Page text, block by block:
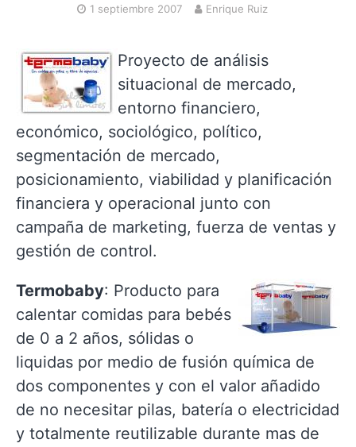
1 septiembre 2007 Enrique Ruiz
Proyecto de análisis
situacional de mercado,
entorno financiero,
económico, sociológico, político,
segmentación de mercado,
posicionamiento, viabilidad y planificación
financiera y operacional junto con
campaña de marketing, fuerza de ventas y
gestión de control.
Termobaby: Producto para
calentar comidas para bebés
de 0 a 2 años, sólidas o
liquidas por medio de fusión química de
dos componentes y con el valor añadido
de no necesitar pilas, batería o electricidad
y totalmente reutilizable durante mas de